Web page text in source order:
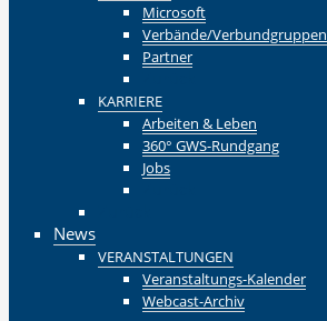
Microsoft
Verbände/Verbundgruppen
Partner
KARRIERE
Arbeiten & Leben
360° GWS-Rundgang
Jobs
News
VERANSTALTUNGEN
Veranstaltungs-Kalender
Webcast-Archiv